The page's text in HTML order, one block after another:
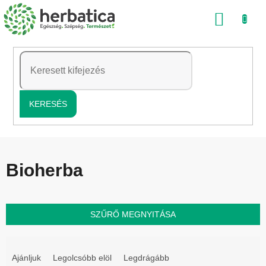
Ugrás
a
tartalomhoz
KERESÉS
Bioherba
SZŰRŐ MEGNYITÁSA
eAjánljuk Legolcsóbb elöl Legdrágább